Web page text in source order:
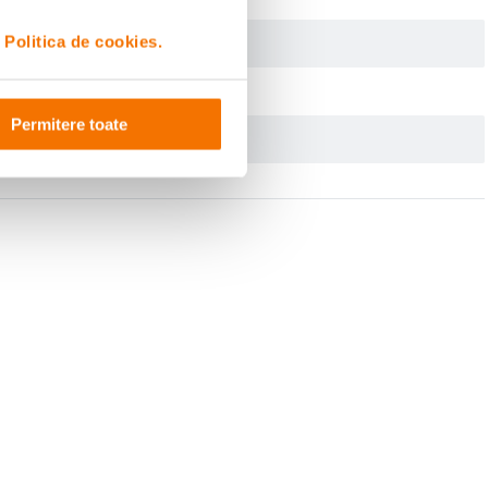
Politica de cookies.
Permitere toate